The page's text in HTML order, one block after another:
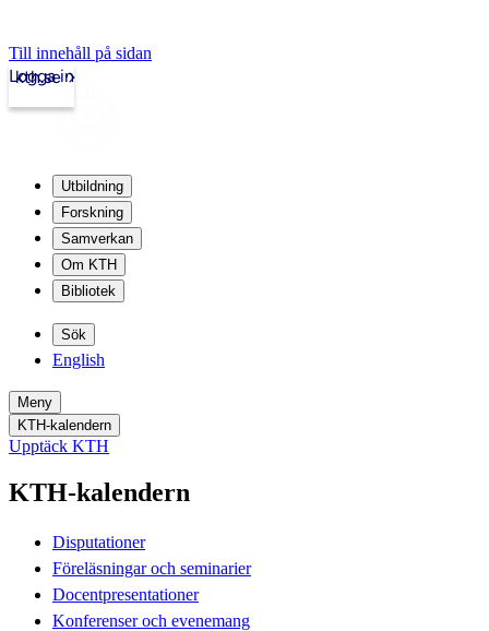
Till innehåll på sidan
kth.se
Logga in
Utbildning
Forskning
Samverkan
Om KTH
Bibliotek
Sök
English
Meny
KTH-kalendern
Upptäck KTH
KTH-kalendern
Disputationer
Föreläsningar och seminarier
Docentpresentationer
Konferenser och evenemang